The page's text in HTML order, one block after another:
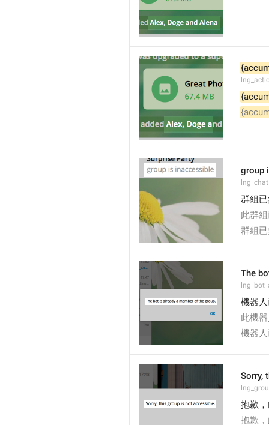
group
群組
此群
群組
The
機器
此機
機器
Sorry,
抱歉
抱歉